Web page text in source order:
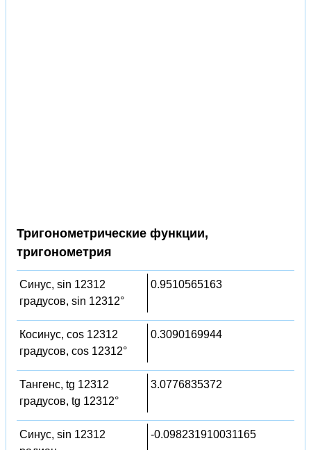
Тригонометрические функции,
тригонометрия
Синус, sin 12312
градусов, sin 12312°
0.9510565163
Косинус, cos 12312
градусов, cos 12312°
0.3090169944
Тангенс, tg 12312
градусов, tg 12312°
3.0776835372
Синус, sin 12312
-0.098231910031165